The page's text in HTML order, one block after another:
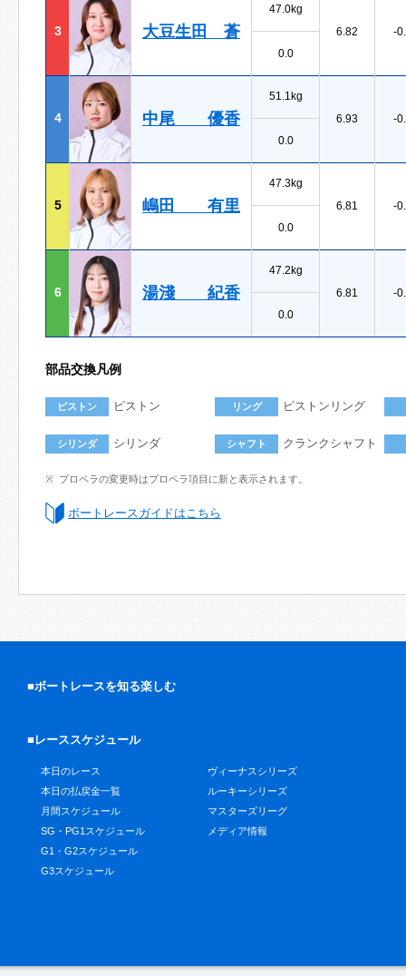
3 大豆生田 蒼
47.0kg
6.82
-
0.0
4 中尾 優香
51.1kg
6.93
-
0.0
5 嶋田 有里
47.3kg
6.81
-
0.0
6 湯淺 紀香
47.2kg
6.81
-
0.0
部品交換凡例
ピストン ピストン リング ピストンリング
シリンダ シリンダ シャフト クランクシャフト
プロペラの変更時はプロペラ項目に新と表示されます。
ボートレースガイドはこちら
■ボートレースを知る楽しむ
■レーススケジュール
本日のレース
本日の払戻金一覧
月間スケジュール
SG・PG1スケジュール
G1・G2スケジュール
G3スケジュール
ヴィーナスシリーズ
ルーキーシリーズ
マスターズリーグ
メディア情報